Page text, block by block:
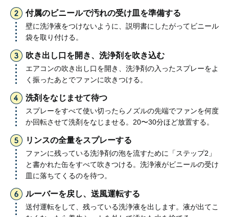
付属のビニールで汚れの受け皿を準備する
壁に洗浄液をつけないように、説明書にしたがってビニール
袋を取り付ける。
吹き出し口を開き、洗浄剤を吹き込む
エアコンの吹き出し口を開き、洗浄剤の入ったスプレーをよ
く振ったあとでファンに吹きつける。
洗剤をなじませて待つ
スプレーをすべて使い切ったらノズルの先端でファンを何度
か回転させて洗剤をなじませる。20〜30分ほど放置する。
リンスの全量をスプレーする
ファンに残っている洗浄剤の泡を流すために「ステップ2」
と書かれた缶をすべて吹きつける。洗浄液がビニールの受け
皿に落ちてくるのを待つ。
ルーバーを戻し、送風運転する
送付運転をして、残っている洗浄液を出します。液が出てこ